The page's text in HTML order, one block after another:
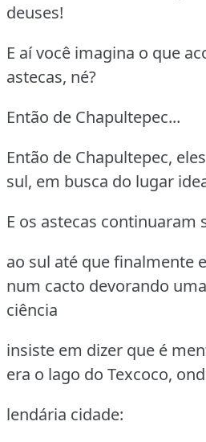
deuses!
E aí você imagina o que
astecas, né?
Então de Chapultepec...
Então de Chapultepec,
sul, em busca do lugar
E os astecas continuaram
ao sul até que finalmente
num cacto devorando
ciência
insiste em dizer que é
era o lago do Texcoco,
lendária cidade: